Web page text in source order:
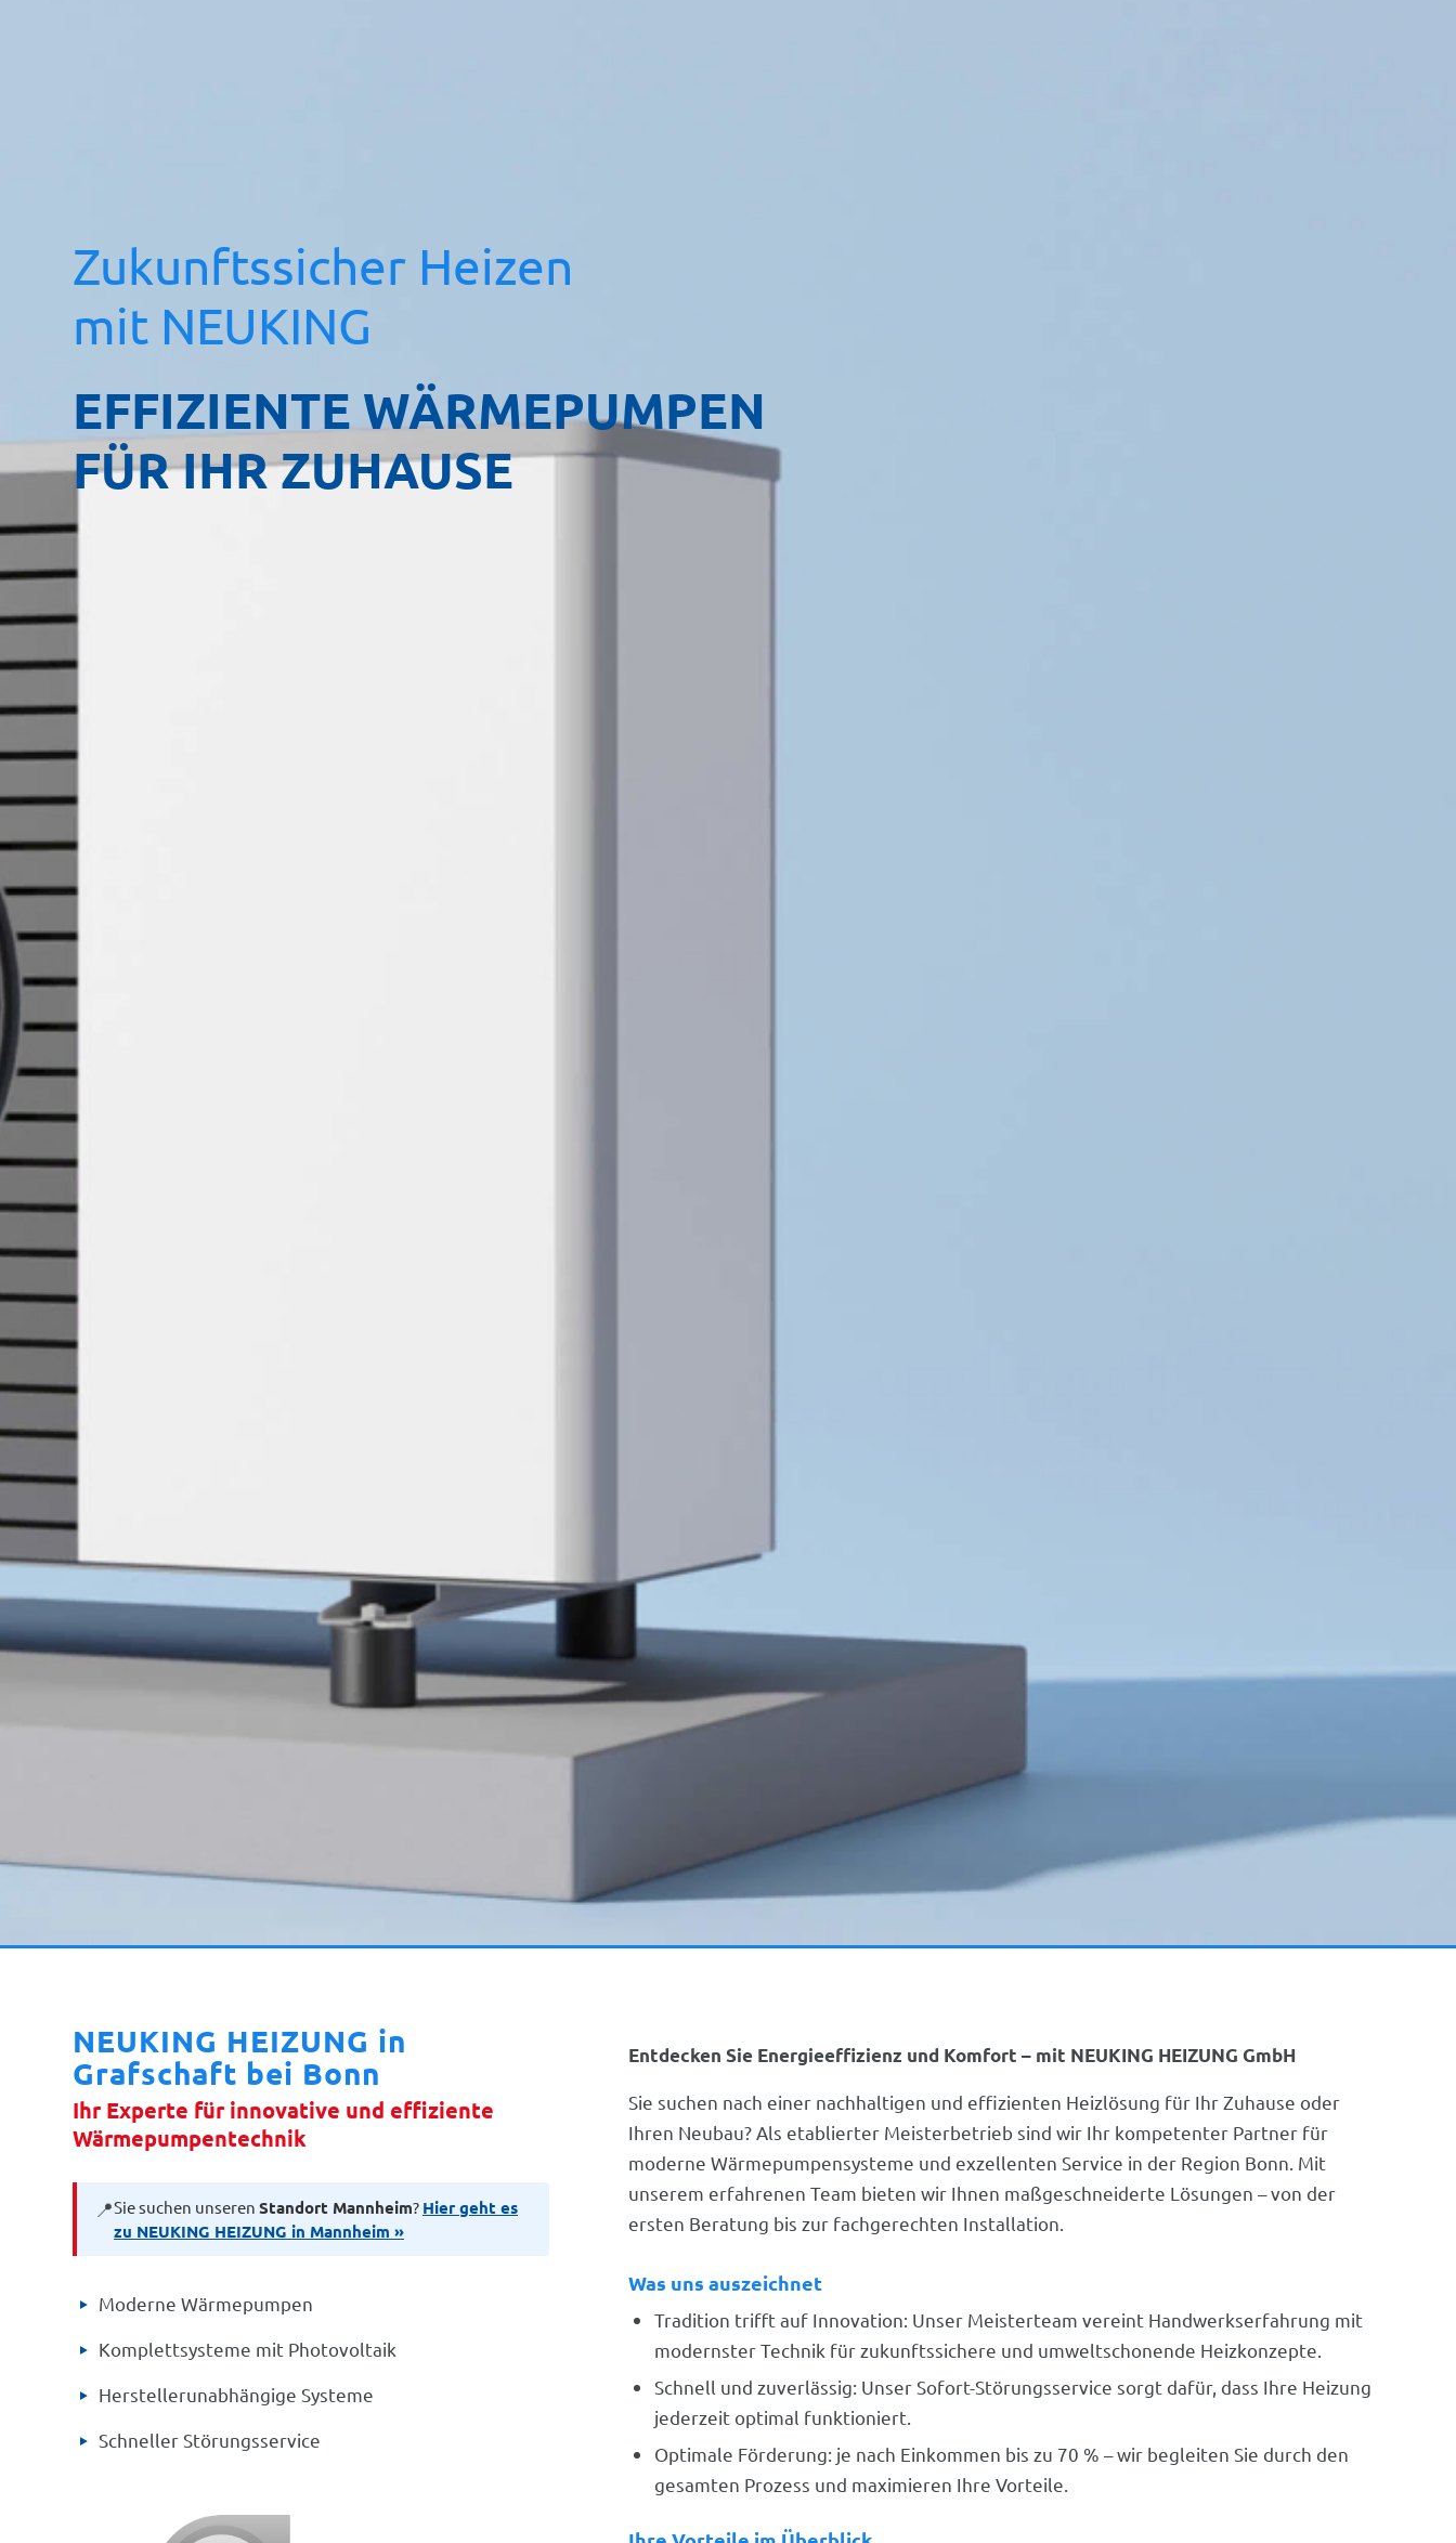
Zukunftssicher Heizen
mit NEUKING
EFFIZIENTE WÄRMEPUMPEN
FÜR IHR ZUHAUSE
NEUKING HEIZUNG in
Grafschaft bei Bonn
Ihr Experte für innovative und effiziente
Wärmepumpentechnik
📍Sie suchen unseren Standort Mannheim? Hier geht es
zu NEUKING HEIZUNG in Mannheim »
Moderne Wärmepumpen
Komplettsysteme mit Photovoltaik
Herstellerunabhängige Systeme
Schneller Störungsservice
Entdecken Sie Energieeffizienz und Komfort – mit NEUKING HEIZUNG GmbH
Sie suchen nach einer nachhaltigen und effizienten Heizlösung für Ihr Zuhause oder
Ihren Neubau? Als etablierter Meisterbetrieb sind wir Ihr kompetenter Partner für
moderne Wärmepumpensysteme und exzellenten Service in der Region Bonn. Mit
unserem erfahrenen Team bieten wir Ihnen maßgeschneiderte Lösungen – von der
ersten Beratung bis zur fachgerechten Installation.
Was uns auszeichnet
Tradition trifft auf Innovation: Unser Meisterteam vereint Handwerkserfahrung mit
modernster Technik für zukunftssichere und umweltschonende Heizkonzepte.
Schnell und zuverlässig: Unser Sofort-Störungsservice sorgt dafür, dass Ihre Heizung
jederzeit optimal funktioniert.
Optimale Förderung: je nach Einkommen bis zu 70 % – wir begleiten Sie durch den
gesamten Prozess und maximieren Ihre Vorteile.